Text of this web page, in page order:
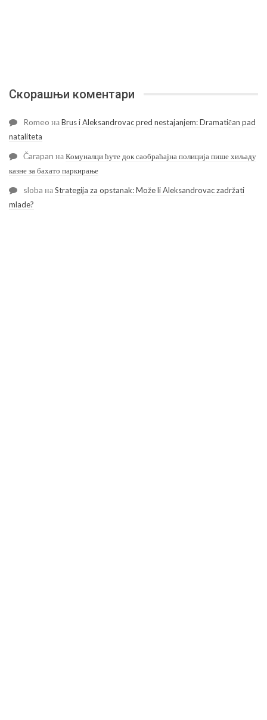
Скорашњи коментари
Romeo наBrus i Aleksandrovac pred nestajanjem: Dramatičan pad
nataliteta
Čarapan наКомуналци ћуте док саобраћајна полиција пише хиљаду
казне за бахато паркирање
sloba наStrategija za opstanak: Može li Aleksandrovac zadržati
mlade?